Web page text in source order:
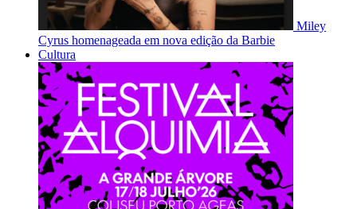
Miley
Cyrus homenageada em nova edição da Barbie
Cultura